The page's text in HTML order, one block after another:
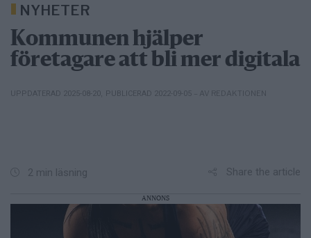
NYHETER
Kommunen hjälper
företagare att bli mer digitala
UPPDATERAD 2025-08-20 PUBLICERAD 2022-09-05 – AV REDAKTIONEN
2 min läsning Share the article
ANNONS